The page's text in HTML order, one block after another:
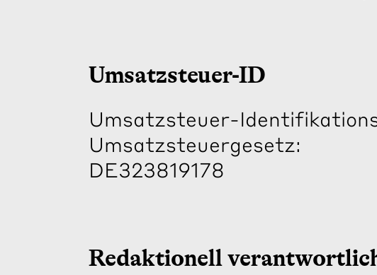
Umsatzsteuer-ID
Umsatzsteuer-
Umsatzsteuergesetz:
DE323819178
Redaktionell